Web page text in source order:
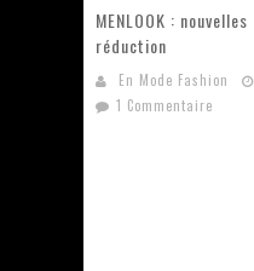
MENLOOK :
réduction
En Mode Fashion
1 Commentaire